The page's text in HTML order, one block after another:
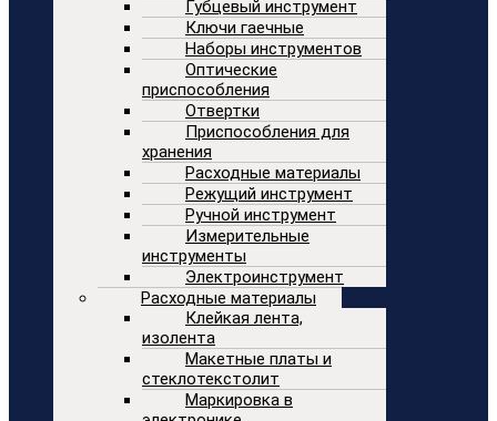
Губцевый инструмент
Ключи гаечные
Наборы инструментов
Оптические
приспособления
Отвертки
Приспособления для
хранения
Расходные материалы
Режущий инструмент
Ручной инструмент
Измерительные
инструменты
Электроинструмент
Расходные материалы
Клейкая лента,
изолента
Макетные платы и
стеклотекстолит
Маркировка в